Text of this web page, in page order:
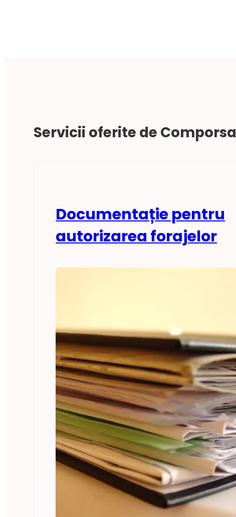
Servicii oferite de Comporsa
Documentație pentru
autorizarea forajelor